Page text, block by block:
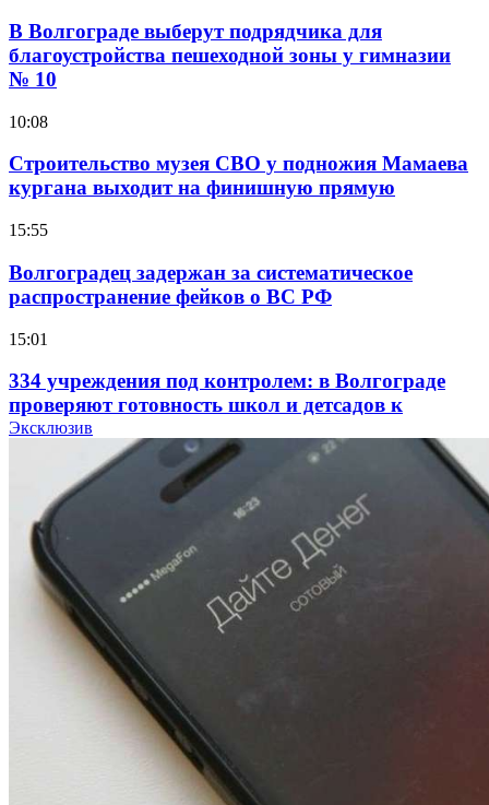
В Волгограде выберут подрядчика для
благоустройства пешеходной зоны у гимназии
№ 10
10:08
Строительство музея СВО у подножия Мамаева
кургана выходит на финишную прямую
15:55
Волгоградец задержан за систематическое
распространение фейков о ВС РФ
15:01
334 учреждения под контролем: в Волгограде
проверяют готовность школ и детсадов к
учебному году
Покушение на убийство в Волгограде: девушка
напала на незнакомую женщину с ножом
12:39
Сладкий праздник в Волгограде: в Центральном
парке прошёл фестиваль „Арбузный переполох“
Волгоградские компании нарастили экспорт:
заключены контракты на 3,6 млн долларов
Эксклюзив